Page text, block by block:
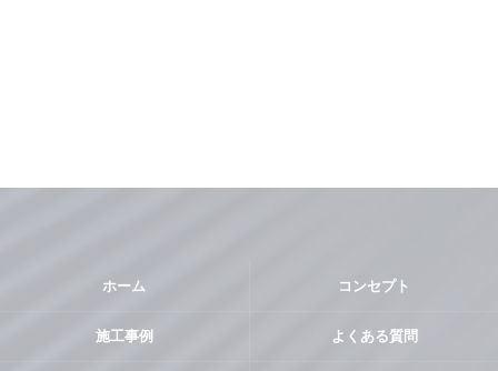
ホーム コンセプト
施工事例 よくある質問